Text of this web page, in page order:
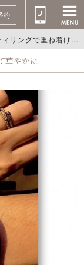
約
で重ね着けして華やかに
華やかに